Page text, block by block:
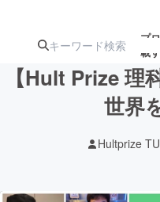
プ
載
ターン
ジェクト
【Hult Prize 理
世界
Hultprize